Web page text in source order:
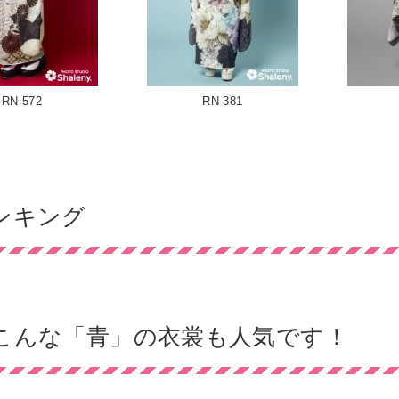
RN-572 RN-381
キング
んな「青」の衣裳も人気です！